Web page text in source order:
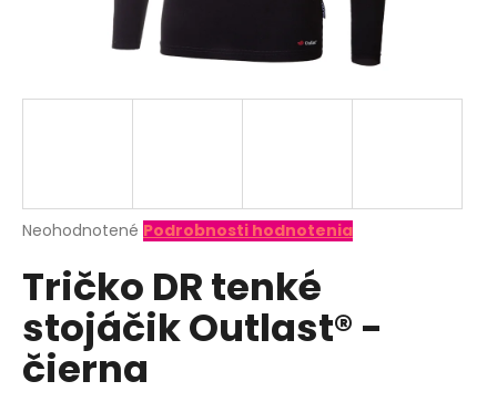
Priemerné
produktu
z
5
hviezdičiek.
Neohodnotené Podrobnosti hodnotenia
Tričko DR tenké
stojáčik Outlast® -
čierna
O
d